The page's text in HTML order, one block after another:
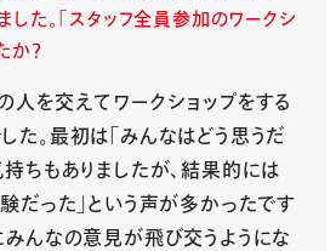
した。「スタッフ全員参加のワークシ
か？
人を交えてワークショップをする
た。最初は「みんなはどう思うだ
持ちもありましたが、結果的には
験だった」という声が多かったです
みんなの意見が飛び交うようにな